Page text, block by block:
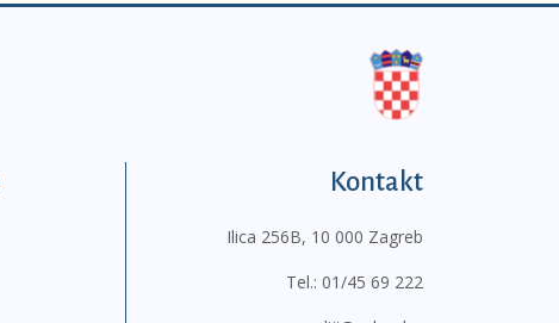
Kontakt
Ilica 256B, 10 000 Zagreb
Tel.: 01/45 69 222